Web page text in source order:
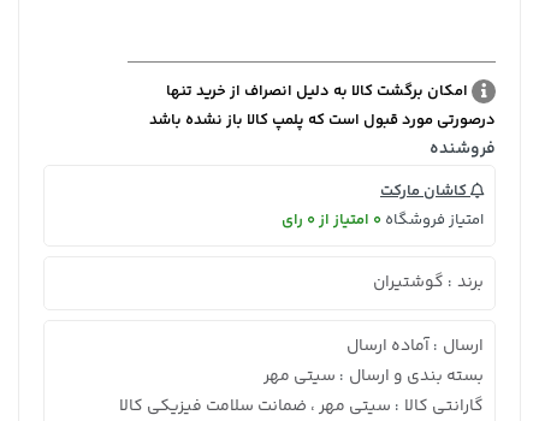
امکان برگشت کالا به دلیل انصراف از خرید تنها
درصورتی مورد قبول است که پلمپ کالا باز نشده باشد
فروشنده
کاشان مارکت
امتیاز فروشگاه 0 امتیاز از 0 رای
برند : گوشتیران
ارسال : آماده ارسال
بسته بندی و ارسال : سیتی مهر
گارانتی کالا : سیتی مهر ، ضمانت سلامت فیزیکی کالا